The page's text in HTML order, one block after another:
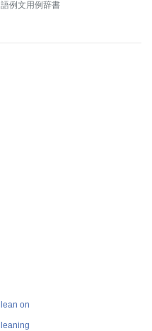
語例文用例辞書
lean on
leaning